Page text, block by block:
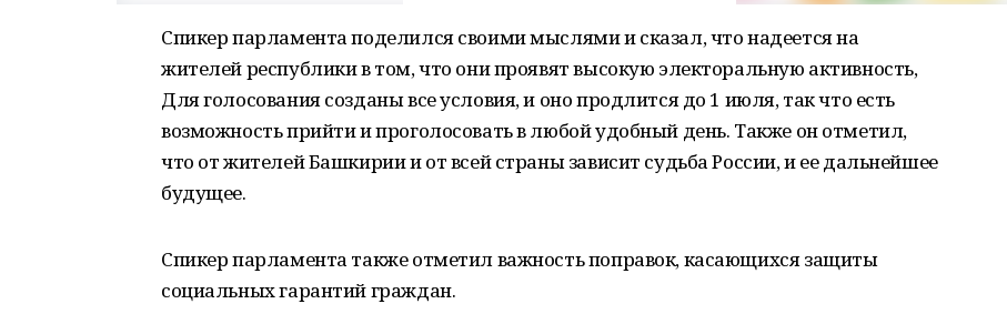
Спикер парламента поделился своими мыслями и сказал, что надеется на
жителей республики в том, что они проявят высокую электоральную активность,
Для голосования созданы все условия, и оно продлится до 1 июля, так что есть
возможность прийти и проголосовать в любой удобный день. Также он отметил,
что от жителей Башкирии и от всей страны зависит судьба России, и ее дальнейшее
будущее.
Спикер парламента также отметил важность поправок, касающихся защиты
социальных гарантий граждан.